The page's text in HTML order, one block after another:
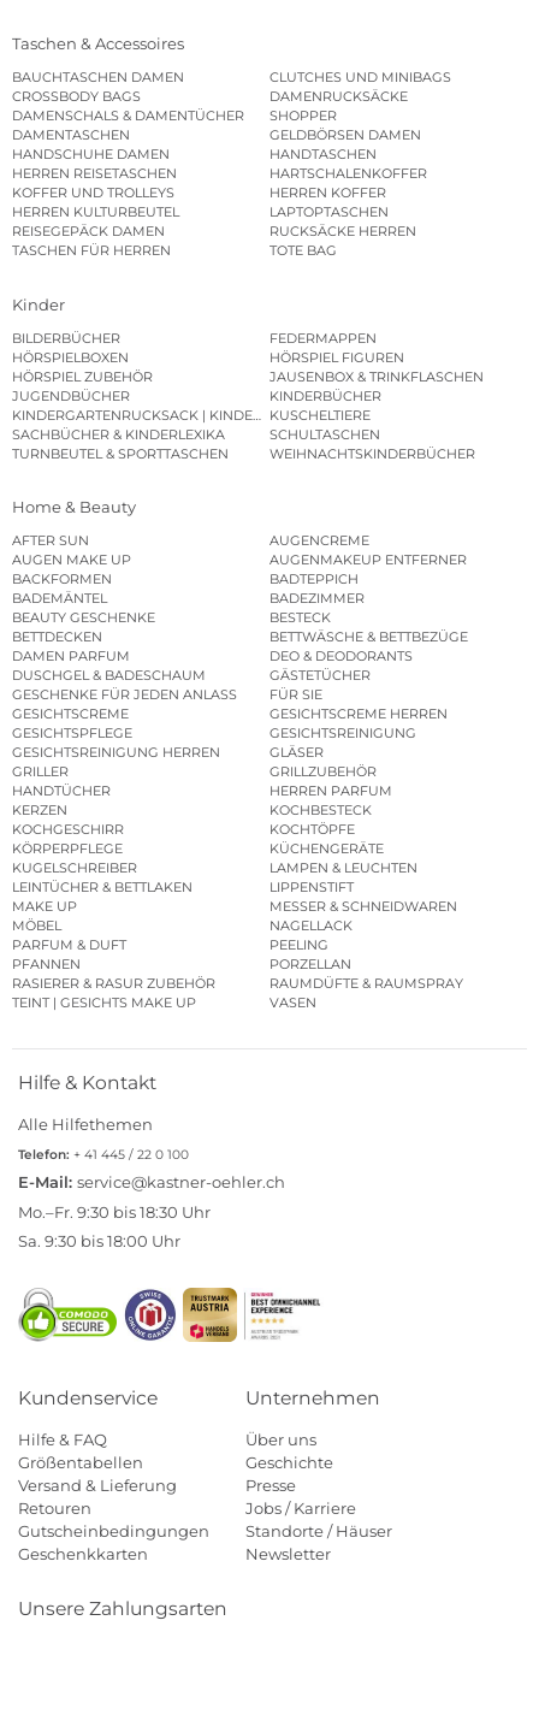
Taschen & Accessoires
BAUCHTASCHEN DAMEN
CLUTCHES UND MINIBAGS
CROSSBODY BAGS
DAMENRUCKSÄCKE
DAMENSCHALS & DAMENTÜCHER
SHOPPER
DAMENTASCHEN
GELDBÖRSEN DAMEN
HANDSCHUHE DAMEN
HANDTASCHEN
HERREN REISETASCHEN
HARTSCHALENKOFFER
KOFFER UND TROLLEYS
HERREN KOFFER
HERREN KULTURBEUTEL
LAPTOPTASCHEN
REISEGEPÄCK DAMEN
RUCKSÄCKE HERREN
TASCHEN FÜR HERREN
TOTE BAG
Kinder
BILDERBÜCHER
FEDERMAPPEN
HÖRSPIELBOXEN
HÖRSPIEL FIGUREN
HÖRSPIEL ZUBEHÖR
JAUSENBOX & TRINKFLASCHEN
JUGENDBÜCHER
KINDERBÜCHER
KINDERGARTENRUCKSACK | KINDERGARTENBEUTEL
KUSCHELTIERE
SACHBÜCHER & KINDERLEXIKA
SCHULTASCHEN
TURNBEUTEL & SPORTTASCHEN
WEIHNACHTSKINDERBÜCHER
Home & Beauty
AFTER SUN
AUGENCREME
AUGEN MAKE UP
AUGENMAKEUP ENTFERNER
BACKFORMEN
BADTEPPICH
BADEMÄNTEL
BADEZIMMER
BEAUTY GESCHENKE
BESTECK
BETTDECKEN
BETTWÄSCHE & BETTBEZÜGE
DAMEN PARFUM
DEO & DEODORANTS
DUSCHGEL & BADESCHAUM
GÄSTETÜCHER
GESCHENKE FÜR JEDEN ANLASS
FÜR SIE
GESICHTSCREME
GESICHTSCREME HERREN
GESICHTSPFLEGE
GESICHTSREINIGUNG
GESICHTSREINIGUNG HERREN
GLÄSER
GRILLER
GRILLZUBEHÖR
HANDTÜCHER
HERREN PARFUM
KERZEN
KOCHBESTECK
KOCHGESCHIRR
KOCHTÖPFE
KÖRPERPFLEGE
KÜCHENGERÄTE
KUGELSCHREIBER
LAMPEN & LEUCHTEN
LEINTÜCHER & BETTLAKEN
LIPPENSTIFT
MAKE UP
MESSER & SCHNEIDWAREN
MÖBEL
NAGELLACK
PARFUM & DUFT
PEELING
PFANNEN
PORZELLAN
RASIERER & RASUR ZUBEHÖR
RAUMDÜFTE & RAUMSPRAY
TEINT | GESICHTS MAKE UP
VASEN
Hilfe & Kontakt
Alle Hilfethemen
Telefon: + 41 445 / 22 0 100
E-Mail: service@kastner-oehler.ch
Mo.–Fr. 9:30 bis 18:30 Uhr
Sa. 9:30 bis 18:00 Uhr
Kundenservice
Hilfe & FAQ
Größentabellen
Versand & Lieferung
Retouren
Gutscheinbedingungen
Geschenkkarten
Unternehmen
Über uns
Geschichte
Presse
Jobs / Karriere
Standorte / Häuser
Newsletter
Unsere Zahlungsarten